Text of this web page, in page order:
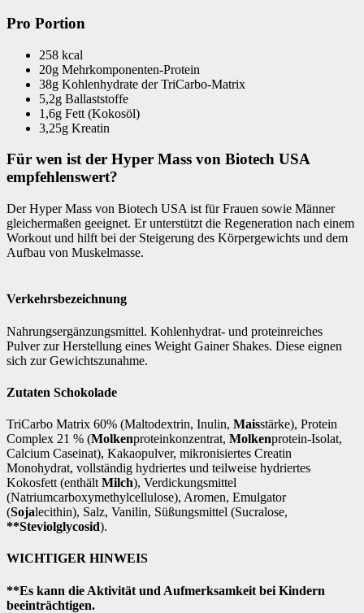
Pro Portion
258 kcal
20g Mehrkomponenten-Protein
38g Kohlenhydrate der TriCarbo-Matrix
5,2g Ballaststoffe
1,6g Fett (Kokosöl)
3,25g Kreatin
Für wen ist der Hyper Mass von Biotech USA
empfehlenswert?
Der Hyper Mass von Biotech USA ist für Frauen sowie Männer
gleichermaßen geeignet. Er unterstützt die Regeneration nach einem
Workout und hilft bei der Steigerung des Körpergewichts und dem
Aufbau von Muskelmasse.
Verkehrsbezeichnung
Nahrungsergänzungsmittel. Kohlenhydrat- und proteinreiches
Pulver zur Herstellung eines Weight Gainer Shakes. Diese eignen
sich zur Gewichtszunahme.
Zutaten Schokolade
TriCarbo Matrix 60% (Maltodextrin, Inulin, Maisstärke), Protein
Complex 21 % (Molkenproteinkonzentrat, Molkenprotein-Isolat,
Calcium Caseinat), Kakaopulver, mikronisiertes Creatin
Monohydrat, vollständig hydriertes und teilweise hydriertes
Kokosfett (enthält Milch), Verdickungsmittel
(Natriumcarboxymethylcellulose), Aromen, Emulgator
(Sojalecithin), Salz, Vanilin, Süßungsmittel (Sucralose,
**Steviolglycosid).
WICHTIGER HINWEIS
**Es kann die Aktivität und Aufmerksamkeit bei Kindern
beeinträchtigen.